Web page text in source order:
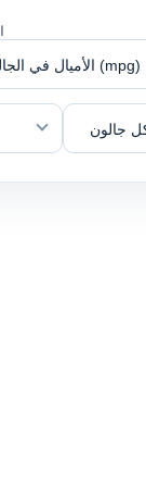
الأميال في الجالون (mpg)
جالون